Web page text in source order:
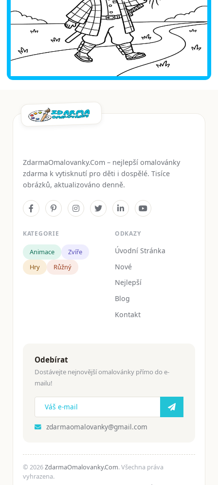
ZdarmaOmalovanky.Com – nejlepší omalovánky
zdarma k vytisknutí pro děti i dospělé. Tisíce
obrázků, aktualizováno denně.
KATEGORIE
Animace
Zvíře
Hry
Růžný
ODKAZY
Úvodní Stránka
Nové
Nejlepší
Blog
Kontakt
Odebírat
Dostávejte nejnovější omalovánky přímo do e-
mailu!
zdarmaomalovanky@gmail.com
© 2026ZdarmaOmalovanky.Com. Všechna práva
vyhrazena.